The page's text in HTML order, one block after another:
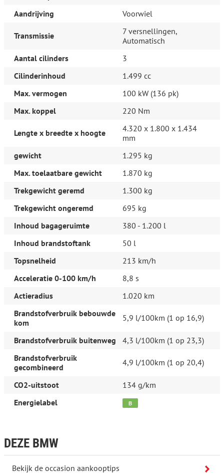
Volledige dealeronderhoudshistorie beschikbaar
Meer informatie
Modelreeks:2019 - 2024
Modelcode:F40
Technische informatie
Aandrijving:
Laadvermogen:
575 kg
Wielbasis:267 cm
Interieur
Interieurkleur:Stof 'trigon'/sensatec schwarz
Milieu
Emissieklasse:Euro 6d-TEMP
Onderhoud, historie en staat
Aantal eigenaren:2
Basispakket (inbegrepen):Technische controle, vloeistof
Dit afleverpakket bevat: Geldige APK, RDW-leges, Wettelijke
Onderhoudspakket (€ 995 meerprijs): Dit afleverpakket bevat
(in plaats van afleverpakket "Basispakket"): BOVAG garantie (12
maanden); BOVAG 40-Puntencheck; BOVAG Afleverbeurt
Productveiligheid
EU verantwoordelijke: BMW Nederland B.V. Einsteinlaan 5 2289
CC Rijswijk, NL 08000992234 www.bmw.nl DSA-
BMW@BMW.nl
Aandrijving
Voorwiel
Transmissie
7 versnellingen,
Automatisch
Aantal cilinders
3
Cilinderinhoud
1.499 cc
Max. vermogen
100 kW (136 pk)
Max. koppel
220 Nm
Lengte x breedte x hoogte
4.320 x 1.800 x 1.434
mm
gewicht
1.295 kg
Max. toelaatbare gewicht
1.870 kg
Trekgewicht geremd
1.300 kg
Trekgewicht ongeremd
695 kg
Inhoud bagageruimte
380 - 1.200 l
Inhoud brandstoftank
50 l
Topsnelheid
213 km/h
Acceleratie 0-100 km/h
8,8 s
Actieradius
1.020 km
Brandstofverbruik bebouwde
kom
5,9 l/100km (1 op 16,9)
Brandstofverbruik buitenweg
4,3 l/100km (1 op 23,3)
Brandstofverbruik
gecombineerd
4,9 l/100km (1 op 20,4)
CO2-uitstoot
134 g/km
Energielabel
B
DEZE BMW
Bekijk de occasion aankooptips